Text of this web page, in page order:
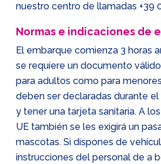
nuestro centro de llamadas +39
Normas e indicaciones de
El embarque comienza 3 horas
se requiere un documento
para adultos como para
deben ser declaradas durante
y tener una tarjeta sanitaria. A
UE también se les exigirá un
mascotas. Si dispones de
instrucciones del personal de a